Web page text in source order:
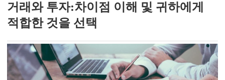
거래와 투자:차이점 이해 및 귀하에게
적합한 것을 선택